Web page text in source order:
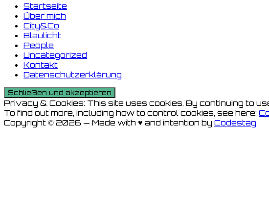
Startseite
Über mich
City&Co
Blaulicht
People
Uncategorized
Kontakt
Datenschutzerklärung
Privacy & Cookies: This site uses cookies. By continuing to
To find out more, including how to control cookies, see here:
Copyright © 2026 — Made with ♥ and intention by Codestag